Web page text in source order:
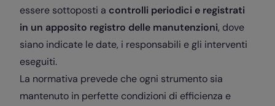
essere sottoposti a controlli periodici e registrati
in un apposito registro delle manutenzioni, dove
siano indicate le date, i responsabili e gli interventi
eseguiti.
La normativa prevede che ogni strumento sia
mantenuto in perfette condizioni di efficienza e